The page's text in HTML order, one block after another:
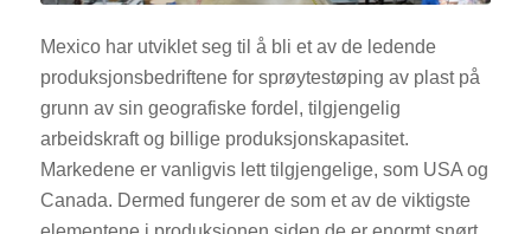
Mexico har utviklet seg til å bli et av de ledende
produksjonsbedriftene for sprøytestøping av plast på
grunn av sin geografiske fordel, tilgjengelig
arbeidskraft og billige produksjonskapasitet.
Markedene er vanligvis lett tilgjengelige, som USA og
Canada. Dermed fungerer de som et av de viktigste